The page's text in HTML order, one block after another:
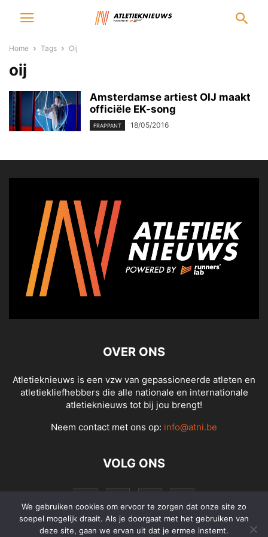
Home Tags Oij
oij
Amsterdamse artiest OIJ maakt
officiële EK-song
FRAPPANT 18/05/2016
OVER ONS
Atletieknieuws is een vzw van gepassioneerde atleten en
atletiekliefhebbers die alle nationale en internationale
atletieknieuws tot bij jou brengt!
Neem contact met ons op: info@atni.be
VOLG ONS
We gebruiken cookies om ervoor te zorgen dat onze site zo
soepel mogelijk draait. Als je doorgaat met het gebruiken van
deze site, gaan we ervan uit dat je ermee instemt.